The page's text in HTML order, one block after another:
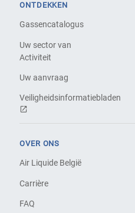
ONTDEKKEN
Gassencatalogus
Uw sector van
Activiteit
Uw aanvraag
Veiligheidsinformatiebladen
OVER ONS
Air Liquide België
Carrière
FAQ